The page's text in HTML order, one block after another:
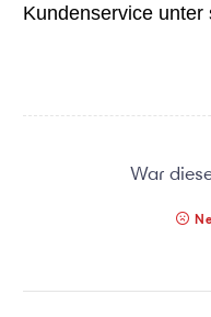
Kundenservice
War